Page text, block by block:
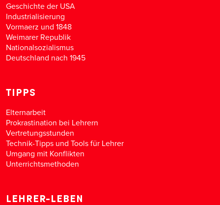
Geschichte der USA
Industrialisierung
Vormaerz und 1848
Weimarer Republik
Nationalsozialismus
Deutschland nach 1945
TIPPS
Elternarbeit
Prokrastination bei Lehrern
Vertretungsstunden
Technik-Tipps und Tools für Lehrer
Umgang mit Konflikten
Unterrichtsmethoden
LEHRER-LEBEN